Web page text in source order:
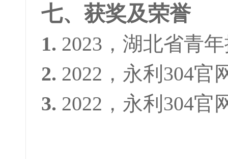
七、获奖及荣誉
1. 2023，湖北省青
2. 2022，永利304官
3. 2022，永利304官